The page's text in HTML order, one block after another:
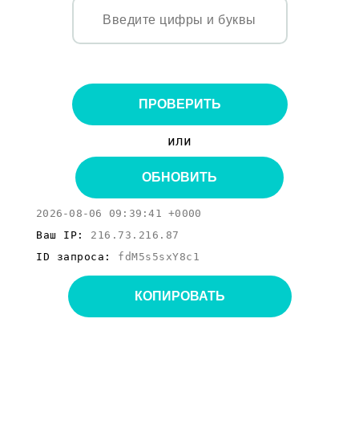
ПРОВЕРИТЬ
или
ОБНОВИТЬ
2026-08-06 09:39:41 +0000
Ваш IP: 216.73.216.87
ID запроса: fdM5s5sxY8c1
КОПИРОВАТЬ